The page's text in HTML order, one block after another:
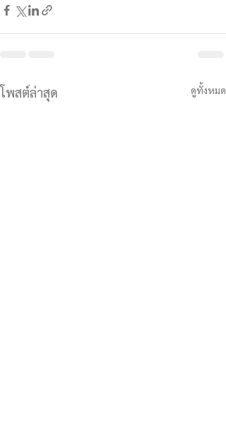
โพสต์ล่าสุด ดูทั้งหมด